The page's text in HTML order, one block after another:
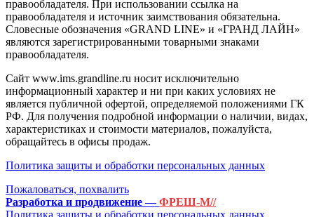
правообладателя. При использовании ссылка на
правообладателя и источник заимствования обязательна.
Словесные обозначения «GRAND LINE» и «ГРАНД ЛАЙН»
являются зарегистрированными товарными знаками
правообладателя.
Сайт www.ims.grandline.ru носит исключительно
информационный характер и ни при каких условиях не
является публичной офертой, определяемой положениями ГК
РФ. Для получения подробной информации о наличии, видах,
характеристиках и стоимости материалов, пожалуйста,
обращайтесь в офисы продаж.
Политика защиты и обработки персональных данных
Пожаловаться, похвалить
Разработка и продвижение —ФРЕШ-М//
Политика защиты и обработки персональных данных